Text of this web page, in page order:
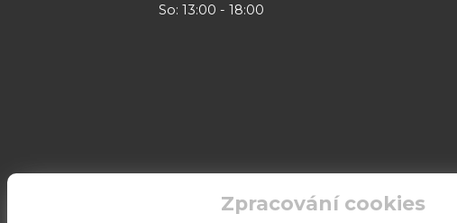
So: 13:00 - 18:00
Zpracování cookies